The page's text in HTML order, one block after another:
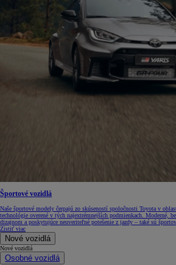
Športové vozidlá
Naše športové modely čerpajú zo skúseností spoločnosti Toyota v
technológie overené v tých najextrémnejších podmienkach. Moderné,
dizajnom a poskytujúce neuveriteľné potešenie z jazdy – také sú
Zistiť viac
Nové vozidlá
Nové vozidlá
Osobné vozidlá